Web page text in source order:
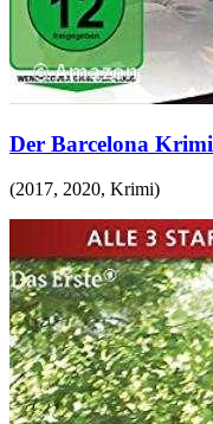
Der Barcelona Krimi
(2017, 2020, Krimi)